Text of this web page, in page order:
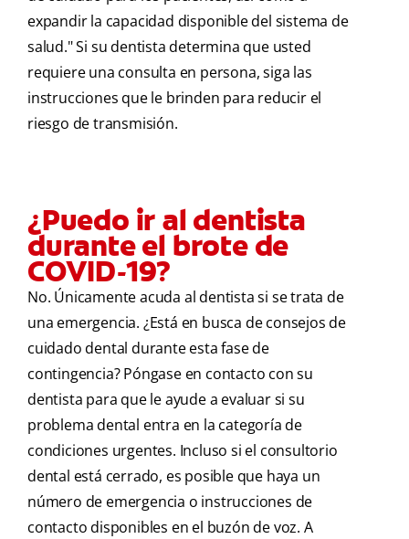
expandir la capacidad disponible del sistema de
salud." Si su dentista determina que usted
requiere una consulta en persona, siga las
instrucciones que le brinden para reducir el
riesgo de transmisión.
¿Puedo ir al dentista
durante el brote de
COVID-19?
No. Únicamente acuda al dentista si se trata de
una emergencia. ¿Está en busca de consejos de
cuidado dental durante esta fase de
contingencia? Póngase en contacto con su
dentista para que le ayude a evaluar si su
problema dental entra en la categoría de
condiciones urgentes. Incluso si el consultorio
dental está cerrado, es posible que haya un
número de emergencia o instrucciones de
contacto disponibles en el buzón de voz. A